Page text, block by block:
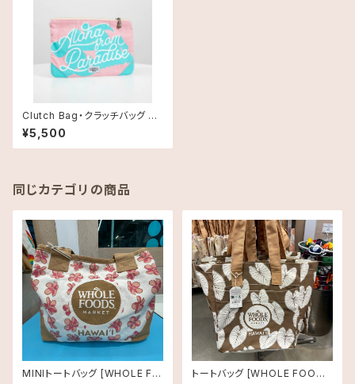
Clutch Bag・クラッチバッグ ＜
Tag Aloha＞Pink Aloha柄
¥5,500
同じカテゴリの商品
MINIトートバッグ [WHOLE FO
トートバッグ [WHOLE FOODS